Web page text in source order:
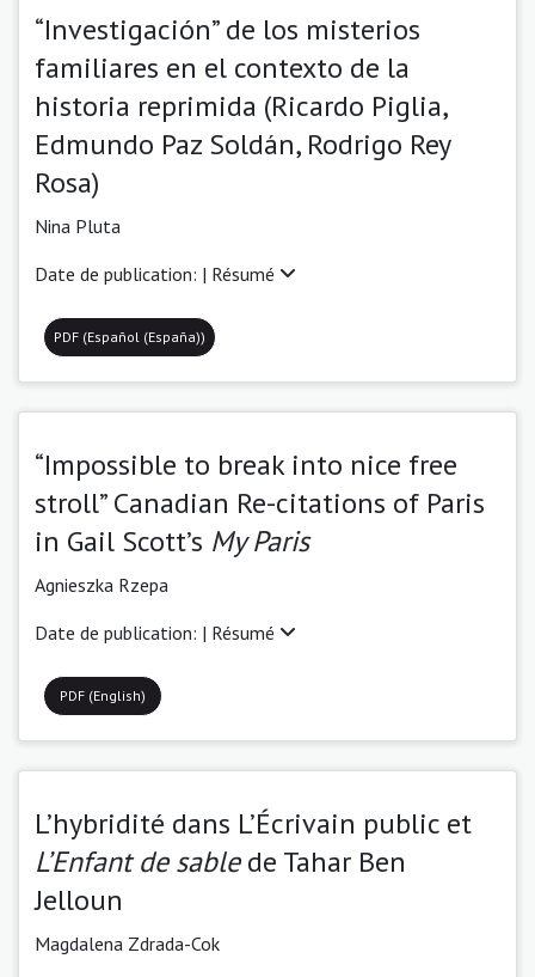
“Investigación” de los misterios
familiares en el contexto de la
historia reprimida (Ricardo Piglia,
Edmundo Paz Soldán, Rodrigo Rey
Rosa)
Nina Pluta
Date de publication: | Résumé
PDF (Español (España))
“Impossible to break into nice free
stroll” Canadian Re-citations of Paris
in Gail Scott’s My Paris
Agnieszka Rzepa
Date de publication: | Résumé
PDF (English)
L’hybridité dans L’Écrivain public et
L’Enfant de sablede Tahar Ben
Jelloun
Magdalena Zdrada-Cok